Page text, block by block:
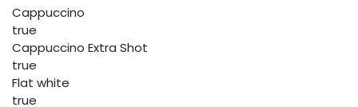
Cappuccino
true
Cappuccino Extra Shot
true
Flat white
true